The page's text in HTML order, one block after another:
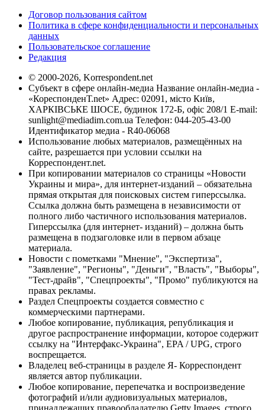
Договор пользования сайтом
Политика в сфере конфиденциальности и персональных
данных
Пользовательское соглашение
Редакция
© 2000-2026, Korrespondent.net
Субъект в сфере онлайн-медиа Название онлайн-медиа -
«КореспонденТ.net» Адрес: 02091, місто Київ,
ХАРКІВСЬКЕ ШОСЕ, будинок 172-Б, офіс 208/1 E-mail:
sunlight@mediadim.com.ua Телефон: 044-205-43-00
Идентификатор медиа - R40-06068
Использование любых материалов, размещённых на
сайте, разрешается при условии ссылки на
Корреспондент.net.
При копировании материалов со страницы «Новости
Украины и мира», для интернет-изданий – обязательна
прямая открытая для поисковых систем гиперссылка.
Ссылка должна быть размещена в независимости от
полного либо частичного использования материалов.
Гиперссылка (для интернет- изданий) – должна быть
размещена в подзаголовке или в первом абзаце
материала.
Новости с пометками "Мнение", "Экспертиза",
"Заявление", "Регионы", "Деньги", "Власть", "Выборы",
"Тест-драйв", "Спецпроекты", "Промо" публикуются на
правах рекламы.
Раздел Спецпроекты создается совместно с
коммерческими партнерами.
Любое копирование, публикация, републикация и
другое распространение информации, которое содержит
ссылку на "Интерфакс-Украина", EPA / UPG, строго
воспрещается.
Владелец веб-страницы в разделе Я- Корреспондент
является автор публикации.
Любое копирование, перепечатка и воспроизведение
фотографий и/или аудиовизуальных материалов,
принадлежащих правообладателю Getty Images, строго